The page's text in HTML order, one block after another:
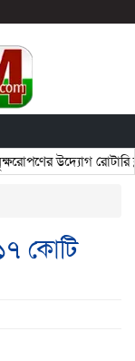
উদ্যোগ রোটারি
কোটি